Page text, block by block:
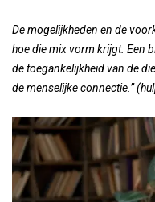
De mogelijkheden en de
hoe die mix vorm krijgt. Een
de toegankelijkheid van de
de menselijke connectie.”